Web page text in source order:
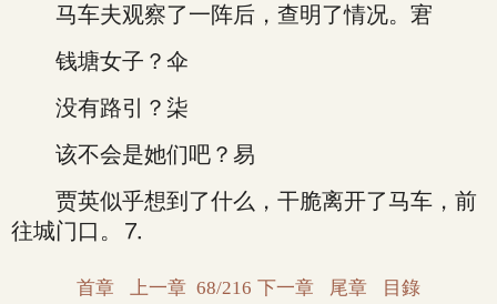
马车夫观察了一阵后，查明了情况。宭
钱塘女子？伞
没有路引？柒
该不会是她们吧？易
贾英似乎想到了什么，干脆离开了马车，前
往城门口。⒎
首章 上一章 68/216 下一章 尾章 目錄